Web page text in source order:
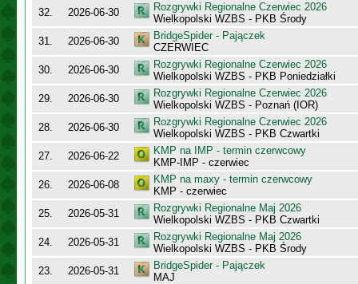
32.
2026-06-30
Rozgrywki Regionalne Czerwiec 2026
Wielkopolski WZBS - PKB Środy
31.
2026-06-30
BridgeSpider - Pajączek
CZERWIEC
30.
2026-06-30
Rozgrywki Regionalne Czerwiec 2026
Wielkopolski WZBS - PKB Poniedziałki
29.
2026-06-30
Rozgrywki Regionalne Czerwiec 2026
Wielkopolski WZBS - Poznań (IOR)
28.
2026-06-30
Rozgrywki Regionalne Czerwiec 2026
Wielkopolski WZBS - PKB Czwartki
27.
2026-06-22
KMP na IMP - termin czerwcowy
KMP-IMP - czerwiec
26.
2026-06-08
KMP na maxy - termin czerwcowy
KMP - czerwiec
25.
2026-05-31
Rozgrywki Regionalne Maj 2026
Wielkopolski WZBS - PKB Czwartki
24.
2026-05-31
Rozgrywki Regionalne Maj 2026
Wielkopolski WZBS - PKB Środy
23.
2026-05-31
BridgeSpider - Pajączek
MAJ